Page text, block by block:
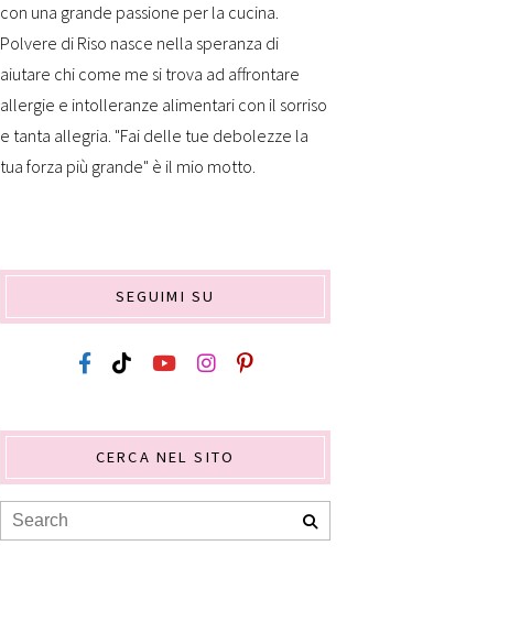
con una grande passione per la cucina.
Polvere di Riso nasce nella speranza di
aiutare chi come me si trova ad affrontare
allergie e intolleranze alimentari con il sorriso
e tanta allegria. "Fai delle tue debolezze la
tua forza più grande" è il mio motto.
SEGUIMI SU
CERCA NEL SITO